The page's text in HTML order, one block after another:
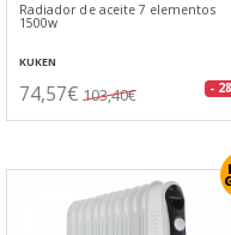
Radiador de aceite 7 elementos
1500w
KUKEN
74,57€ 103,40€ -